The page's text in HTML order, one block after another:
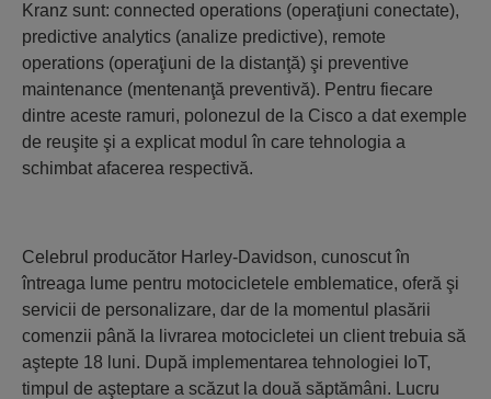
Kranz sunt: connected operations (operaţiuni conectate),
predictive analytics (analize predictive), remote
operations (operaţiuni de la distanţă) şi preventive
maintenance (mentenanţă preventivă). Pentru fiecare
dintre aceste ramuri, polonezul de la Cisco a dat exemple
de reuşite şi a explicat modul în care tehnologia a
schimbat afacerea respectivă.
Celebrul producător Harley-Davidson, cunoscut în
întreaga lume pentru motocicletele emblematice, oferă şi
servicii de personalizare, dar de la momentul plasării
comenzii până la livrarea motocicletei un client trebuia să
aştepte 18 luni. După implementarea tehnologiei IoT,
timpul de aşteptare a scăzut la două săptămâni. Lucru